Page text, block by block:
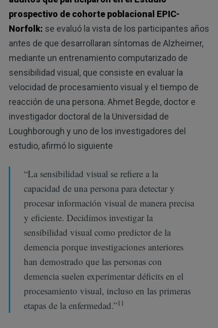
prospectivo de cohorte poblacional EPIC-
Norfolk: se evaluó la vista de los participantes años
antes de que desarrollaran síntomas de Alzheimer,
mediante un entrenamiento computarizado de
sensibilidad visual, que consiste en evaluar la
velocidad de procesamiento visual y el tiempo de
reacción de una persona. Ahmet Begde, doctor e
investigador doctoral de la Universidad de
Loughborough y uno de los investigadores del
estudio, afirmó lo siguiente
“La sensibilidad visual se refiere a la
capacidad de una persona para detectar y
procesar información visual de manera precisa
y eficiente. Decidimos investigar la
sensibilidad visual como predictor de la
demencia porque investigaciones anteriores
han demostrado que las personas con
demencia suelen experimentar déficits en el
procesamiento visual, incluso en las primeras
etapas de la enfermedad.”11